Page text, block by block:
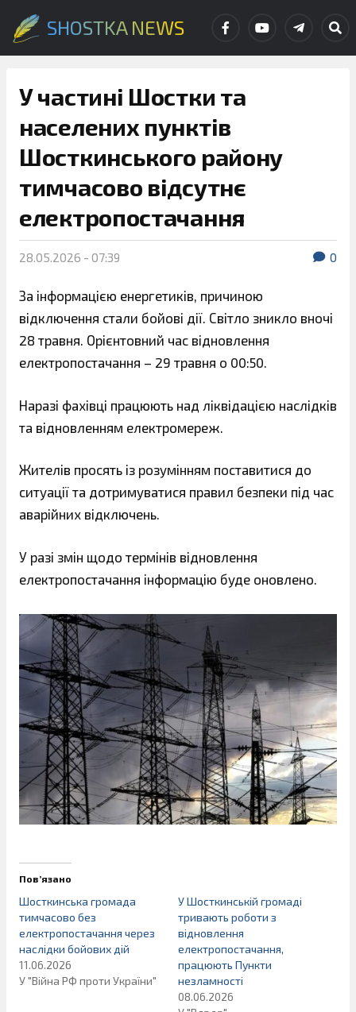
SHOSTKA NEWS
У частині Шостки та
населених пунктів
Шосткинського району
тимчасово відсутнє
електропостачання
28.05.2026 - 07:39 0
За інформацією енергетиків, причиною
відключення стали бойові дії. Світло зникло вночі
28 травня. Орієнтовний час відновлення
електропостачання – 29 травня о 00:50.
Наразі фахівці працюють над ліквідацією наслідків
та відновленням електромереж.
Жителів просять із розумінням поставитися до
ситуації та дотримуватися правил безпеки під час
аварійних відключень.
У разі змін щодо термінів відновлення
електропостачання інформацію буде оновлено.
Пов’язано
Шосткинська громада
тимчасово без
електропостачання через
наслідки бойових дій
11.06.2026
У "Війна РФ проти України"
У Шосткинській громаді
тривають роботи з
відновлення
електропостачання,
працюють Пункти
незламності
08.06.2026